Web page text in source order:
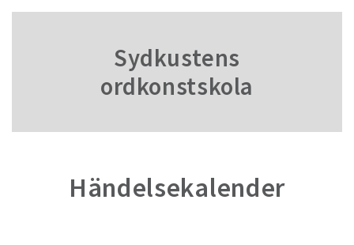
Sydkustens
ordkonstskola
Händelsekalender